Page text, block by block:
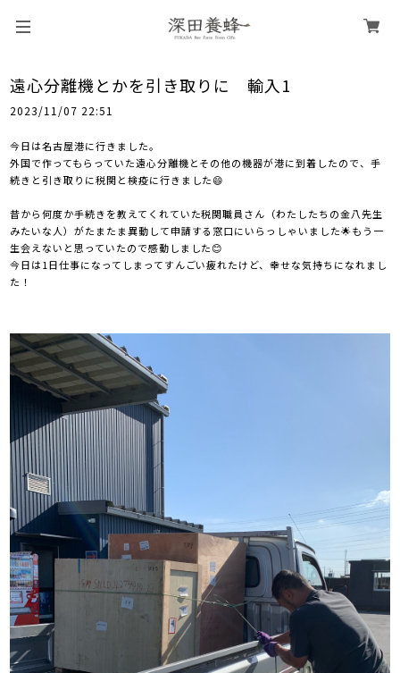
遠心分離機とかを引き取りに 輸入1
2023/11/07 22:51
今日は名古屋港に行きました。
外国で作ってもらっていた遠心分離機とその他の機器が港に到着したので、手
続きと引き取りに税関と検疫に行きました😄
昔から何度か手続きを教えてくれていた税関職員さん（わたしたちの金八先生
みたいな人）がたまたま異動して申請する窓口にいらっしゃいました🌟もう一
生会えないと思っていたので感動しました😊
今日は1日仕事になってしまってすんごい疲れたけど、幸せな気持ちになれまし
た！